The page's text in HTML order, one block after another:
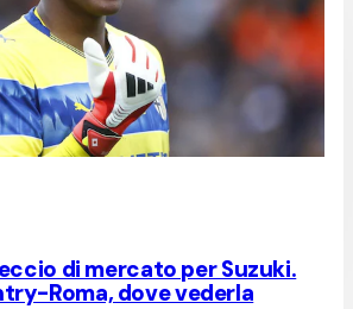
di mercato per Suzuki.
Roma, dove vederla